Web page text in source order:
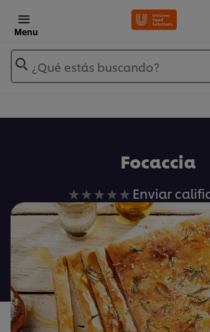
Menu
¿Qué estás buscando?
Focaccia
No
se
han
para
este
recipe
Enviar